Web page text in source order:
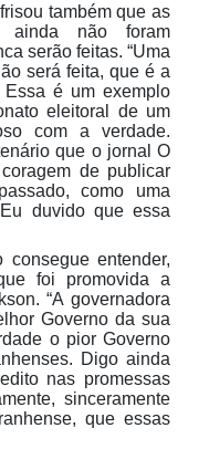
também que as
ainda não foram
serão feitas. “Uma
será feita, que é a
Essa é um exemplo
eleitoral de um
com a verdade.
que o jornal O
de publicar
como uma
duvido que essa
entender,
foi promovida a
“A governadora
Governo da sua
o pior Governo
Digo ainda
nas promessas
sinceramente
que essas